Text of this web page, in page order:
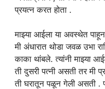
प्रयत्न करत होता .
माझ्या आईलाया अवस्थेत
मी अंधारात थोडा जवळ उभा
काका थांबले. त्यांनी माझ्या
ती दुसरी पत्नी असती तर मी
ती घरातून पळून गेली असती